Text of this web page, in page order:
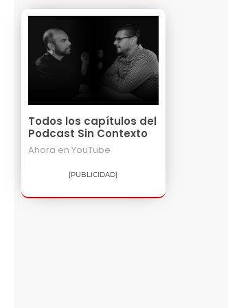
Todos los capítulos del
Podcast Sin Contexto
Ahora en YouTube
[PUBLICIDAD]